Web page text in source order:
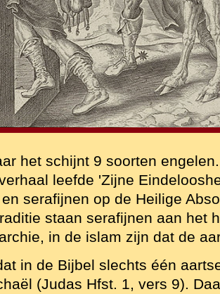
het schijnt 9 soorten
leefde 'Zijne
serafijnen op de Heilige
staan serafijnen aan het
in de islam zijn dat de
in de Bijbel slechts één
(Judas Hfst. 1, vers 9).